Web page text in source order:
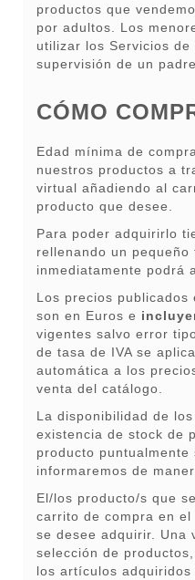
productos que
por adultos. Los
utilizar los Servicios
supervisión de un
CÓMO
Edad mínima de
nuestros productos a
virtual añadiendo al
producto que desee.
Para poder adquirirlo
rellenando un
inmediatamente podrá
Los precios
son en Euros e
vigentes salvo error
de tasa de IVA se
automática a los
venta del catálogo.
La disponibilidad de
existencia de stock de
producto
informaremos de
El/los producto/s que
carrito de compra en
se desee adquirir. Una
selección de
los artículos